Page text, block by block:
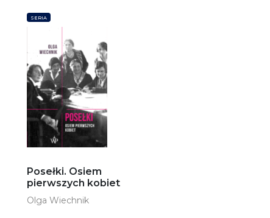
SERIA
Posełki. Osiem
pierwszych kobiet
Olga Wiechnik